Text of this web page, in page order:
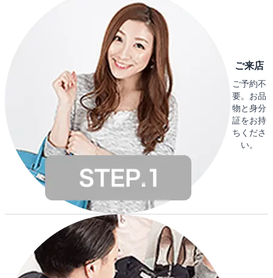
ご来店
ご予約不
要。お品
物と身分
証をお持
ちくださ
い。